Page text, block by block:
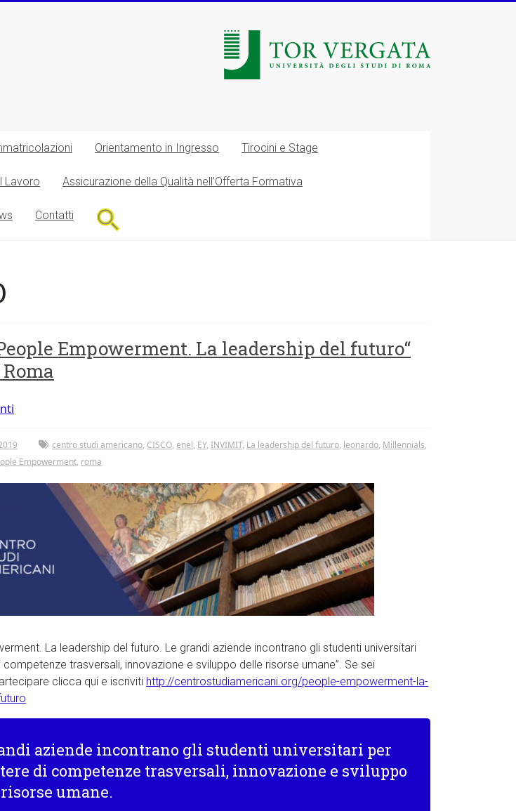
Orientamento in Ingresso Tirocini e Stage
Lavoro Assicurazione della Qualità nell’Offerta Formativa
Contatti
Empowerment. La leadership del futuro“
centro studi americano, CISCO, enel, EY, INVIMIT, La leadership del futuro, leonardo, Millennials,
Empowerment, roma
La leadership del futuro. Le grandi aziende incontrano gli studenti universitari
trasversali, innovazione e sviluppo delle risorse umane”. Se sei
clicca qui e iscriviti http://centrostudiamericani.org/people-empowerment-la-
aziende incontrano gli studenti universitari per
di competenze trasversali, innovazione e sviluppo
umane.